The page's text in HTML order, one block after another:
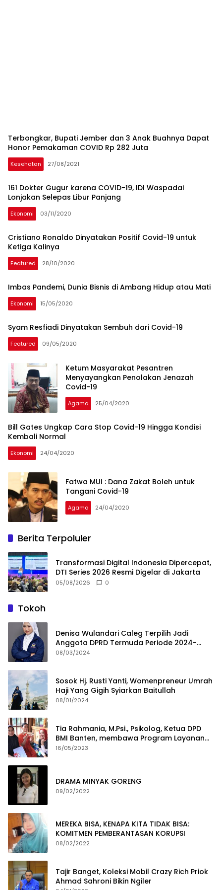
Terbongkar, Bupati Jember dan 3 Anak Buahnya Dapat
Honor Pemakaman COVID Rp 282 Juta
Kesehatan 27/08/2021
161 Dokter Gugur karena COVID-19, IDI Waspadai
Lonjakan Selepas Libur Panjang
Ekonomi 03/11/2020
Cristiano Ronaldo Dinyatakan Positif Covid-19 untuk
Ketiga Kalinya
Featured 28/10/2020
Imbas Pandemi, Dunia Bisnis di Ambang Hidup atau Mati
Ekonomi 15/05/2020
Syam Resfiadi Dinyatakan Sembuh dari Covid-19
Featured 09/05/2020
Ketum Masyarakat Pesantren
Menyayangkan Penolakan Jenazah
Covid-19
Agama 25/04/2020
Bill Gates Ungkap Cara Stop Covid-19 Hingga Kondisi
Kembali Normal
Ekonomi 24/04/2020
Fatwa MUI : Dana Zakat Boleh untuk
Tangani Covid-19
Agama 24/04/2020
Berita Terpoluler
Transformasi Digital Indonesia Dipercepat,
DTI Series 2026 Resmi Digelar di Jakarta
05/08/2026 0
Tokoh
Denisa Wulandari Caleg Terpilih Jadi
Anggota DPRD Termuda Periode 2024-
2029
08/03/2024
Sosok Hj. Rusti Yanti, Womenpreneur Umrah
Haji Yang Gigih Syiarkan Baitullah
08/01/2024
Tia Rahmania, M.Psi., Psikolog, Ketua DPD
BMI Banten, membawa Program Layanan
Pembuatan Dokumen Kependudukan
16/05/2023
DRAMA MINYAK GORENG
09/02/2022
MEREKA BISA, KENAPA KITA TIDAK BISA:
KOMITMEN PEMBERANTASAN KORUPSI
08/02/2022
Tajir Banget, Koleksi Mobil Crazy Rich Priok
Ahmad Sahroni Bikin Ngiler